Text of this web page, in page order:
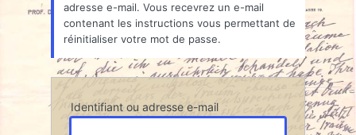
adresse e-mail. Vous recevrez un e-mail
contenant les instructions vous permettant de
réinitialiser votre mot de passe.
Identifiant ou adresse e-mail